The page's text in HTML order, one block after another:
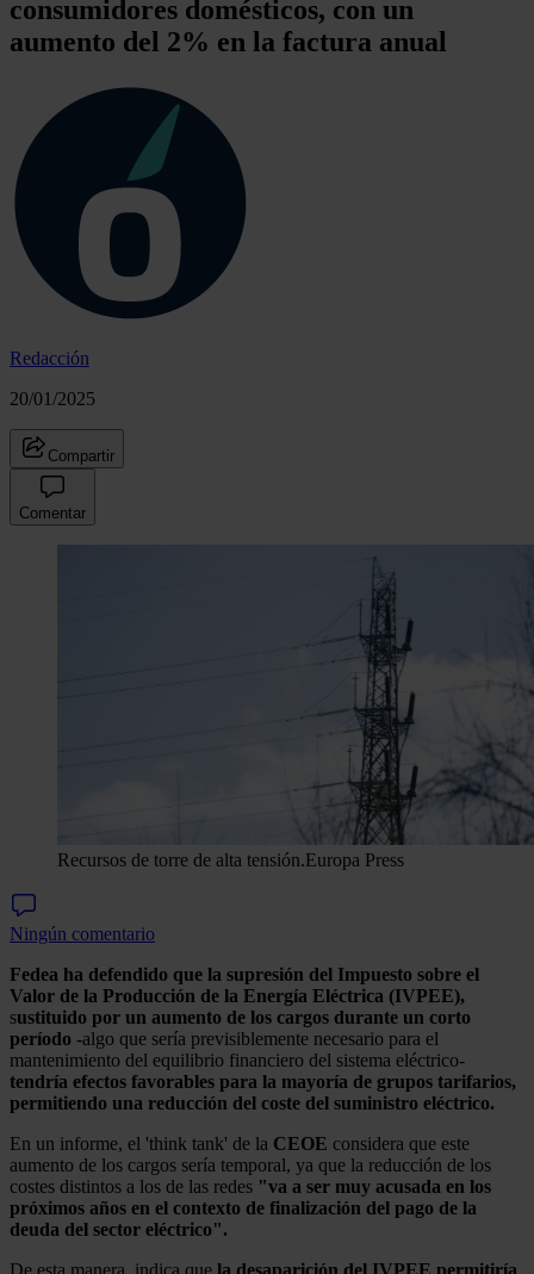
consumidores domésticos, con un
aumento del 2% en la factura anual
Redacción
20/01/2025
Compartir
Comentar
Recursos de torre de alta tensión.Europa Press
Ningún comentario
Fedea ha defendido que la supresión del Impuesto sobre el
Valor de la Producción de la Energía Eléctrica (IVPEE),
sustituido por un aumento de los cargos durante un corto
período -algo que sería previsiblemente necesario para el
mantenimiento del equilibrio financiero del sistema eléctrico-
tendría efectos favorables para la mayoría de grupos tarifarios,
permitiendo una reducción del coste del suministro eléctrico.
En un informe, el 'think tank' de la CEOE considera que este
aumento de los cargos sería temporal, ya que la reducción de los
costes distintos a los de las redes "va a ser muy acusada en los
próximos años en el contexto de finalización del pago de la
deuda del sector eléctrico".
De esta manera, indica que la desaparición del IVPEE permitiría